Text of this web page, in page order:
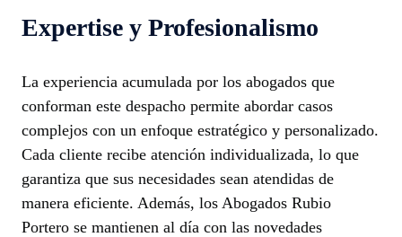
Expertise y Profesionalismo
La experiencia acumulada por los abogados que
conforman este despacho permite abordar casos
complejos con un enfoque estratégico y personalizado.
Cada cliente recibe atención individualizada, lo que
garantiza que sus necesidades sean atendidas de
manera eficiente. Además, los Abogados Rubio
Portero se mantienen al día con las novedades